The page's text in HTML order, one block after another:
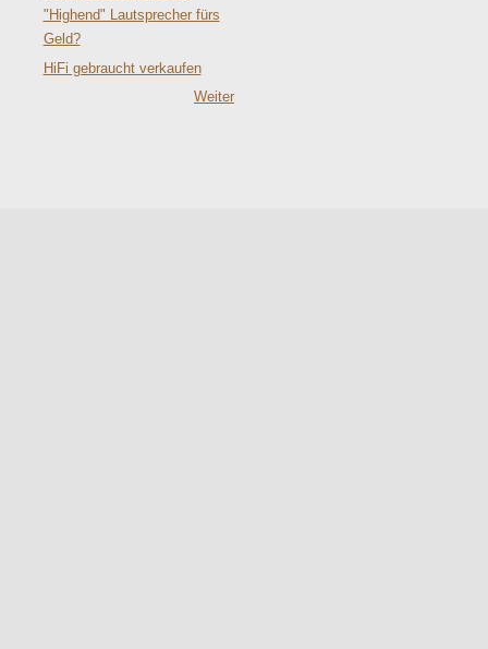
"Highend" Lautsprecher fürs
Geld?
HiFi gebraucht verkaufen
Weiter